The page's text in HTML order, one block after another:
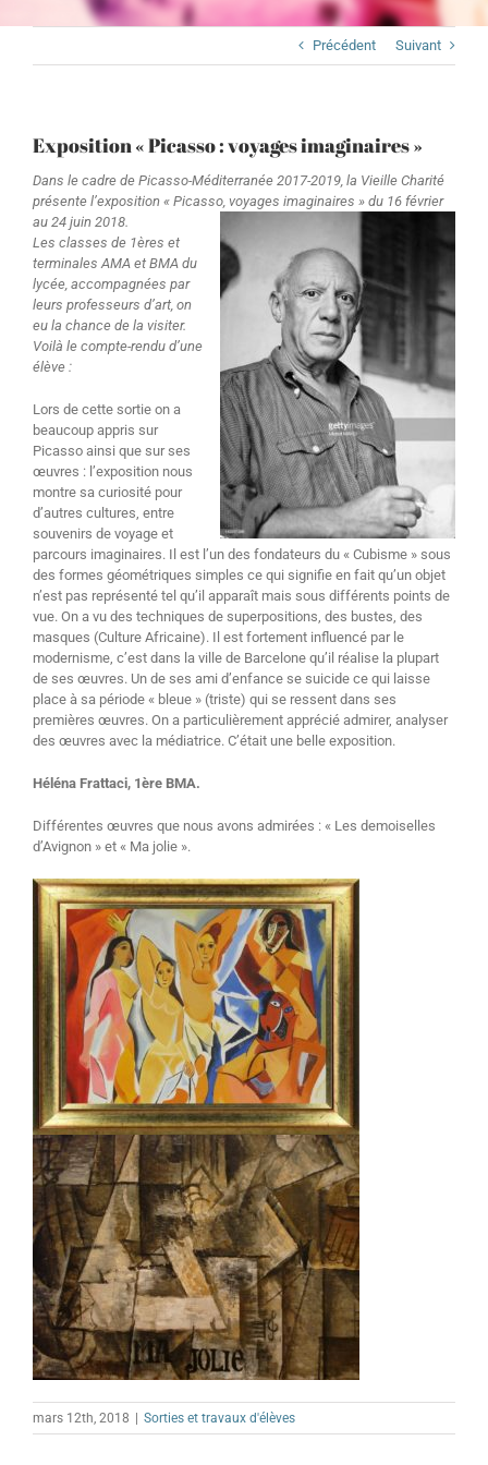
Précédent Suivant
Exposition « Picasso : voyages imaginaires »
Dans le cadre de Picasso-Méditerranée 2017-2019, la Vieille Charité
présente l’exposition « Picasso, voyages imaginaires » du 16 février
au 24 juin 2018.
Les classes de 1ères et
terminales AMA et BMA du
lycée, accompagnées par
leurs professeurs d’art, on
eu la chance de la visiter.
Voilà le compte-rendu d’une
élève :
Lors de cette sortie on a
beaucoup appris sur
Picasso ainsi que sur ses
œuvres : l’exposition nous
montre sa curiosité pour
d’autres cultures, entre
souvenirs de voyage et
parcours imaginaires. Il est l’un des fondateurs du « Cubisme » sous
des formes géométriques simples ce qui signifie en fait qu’un objet
n’est pas représenté tel qu’il apparaît mais sous différents points de
vue. On a vu des techniques de superpositions, des bustes, des
masques (Culture Africaine). Il est fortement influencé par le
modernisme, c’est dans la ville de Barcelone qu’il réalise la plupart
de ses œuvres. Un de ses ami d’enfance se suicide ce qui laisse
place à sa période « bleue » (triste) qui se ressent dans ses
premières œuvres. On a particulièrement apprécié admirer, analyser
des œuvres avec la médiatrice. C’était une belle exposition.
Héléna Frattaci, 1ère BMA.
Différentes œuvres que nous avons admirées : « Les demoiselles
d’Avignon » et « Ma jolie ».
mars 12th, 2018 Sorties et travaux d'élèves